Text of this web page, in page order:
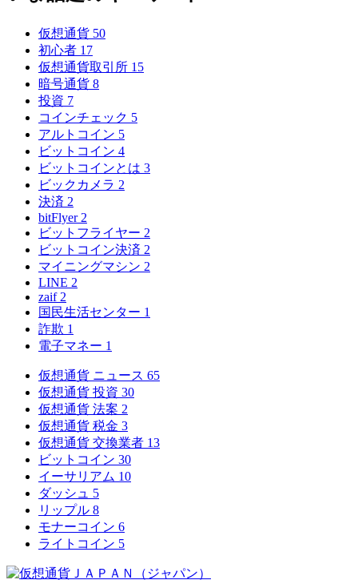
仮想通貨 50
初心者 17
仮想通貨取引所 15
暗号通貨 8
投資 7
コインチェック 5
アルトコイン 5
ビットコイン 4
ビットコインとは 3
ビックカメラ 2
決済 2
bitFlyer 2
ビットフライヤー 2
ビットコイン決済 2
マイニングマシン 2
LINE 2
zaif 2
国民生活センター 1
詐欺 1
電子マネー 1
仮想通貨 ニュース 65
仮想通貨 投資 30
仮想通貨 法案 2
仮想通貨 税金 3
仮想通貨 交換業者 13
ビットコイン 30
イーサリアム 10
ダッシュ 5
リップル 8
モナーコイン 6
ライトコイン 5